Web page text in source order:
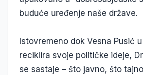
buduće uređenje naše države.
Istovremeno dok Vesna Pusić
reciklira svoje političke ideje,
se sastaje – što javno, što